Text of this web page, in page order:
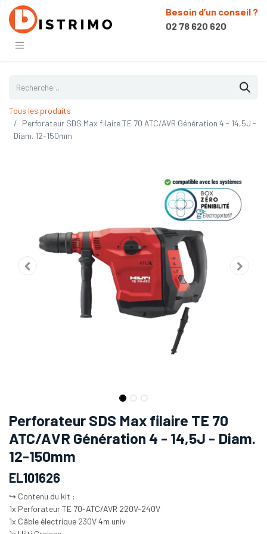
Besoin d’un conseil ?
02 78 620 620
Tous les produits
Perforateur SDS Max filaire TE 70 ATC/AVR Génération 4 - 14,5J -
Diam. 12-150mm
Perforateur SDS Max filaire TE 70
ATC/AVR Génération 4 - 14,5J - Diam.
12-150mm
EL101626
↪️ Contenu du kit :
1x Perforateur TE 70-ATC/AVR 220V-240V
1x Câble électrique 230V 4m univ